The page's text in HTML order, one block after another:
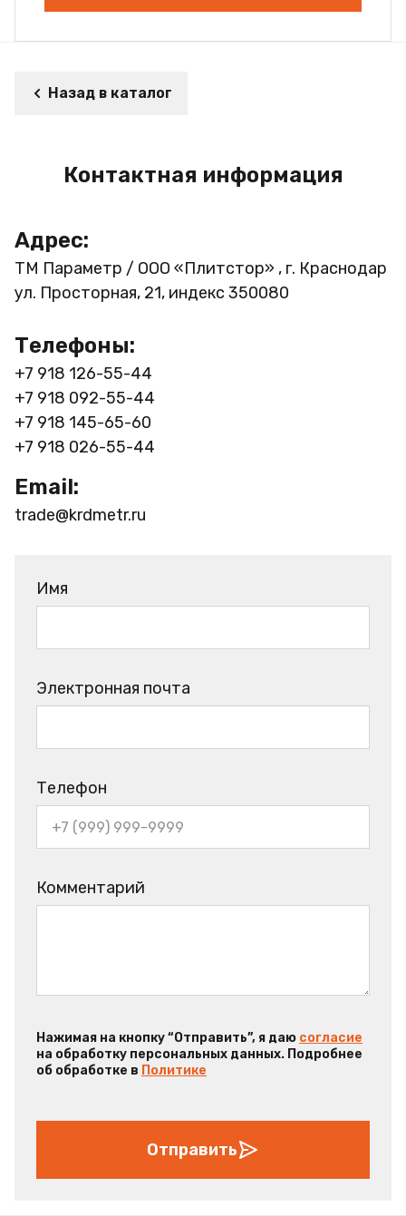
Назад в каталог
Контактная информация
Адрес:
ТМ Параметр / ООО «Плитстор» , г. Краснодар
ул. Просторная, 21, индекс 350080
Телефоны:
+7 918 126-55-44
+7 918 092-55-44
+7 918 145-65-60
+7 918 026-55-44
Email:
trade@krdmetr.ru
Имя
Электронная почта
Телефон
Комментарий
Нажимая на кнопку “Отправить”, я даю согласие
на обработку персональных данных. Подробнее
об обработке в Политике
Отправить